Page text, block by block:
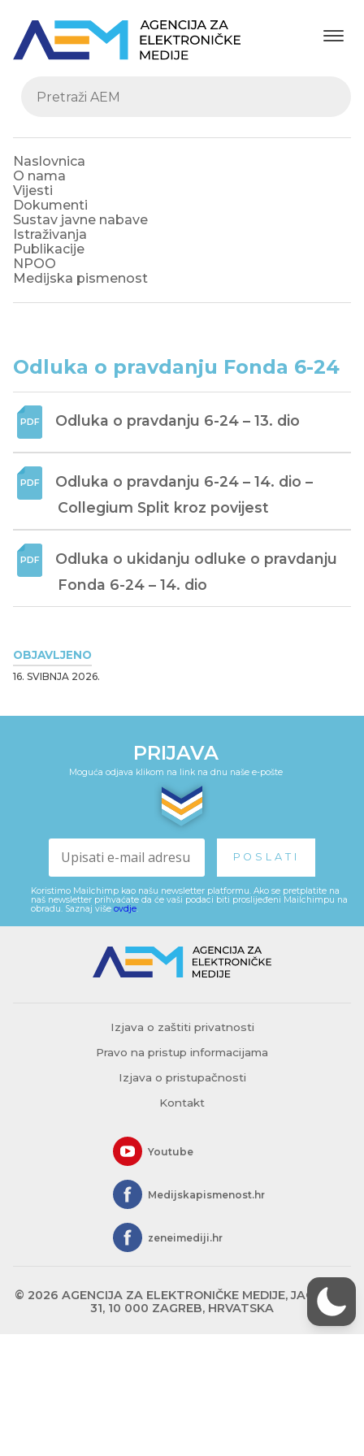
Naslovnica
O nama
Vijesti
Dokumenti
Sustav javne nabave
Istraživanja
Publikacije
NPOO
Medijska pismenost
OBJAVLJENO
16. SVIBNJA 2026.
Odluka o pravdanju Fonda 6-24
Odluka o pravdanju 6-24 – 13. dio
Odluka o pravdanju 6-24 – 14. dio –
Collegium Split kroz povijest
Odluka o ukidanju odluke o pravdanju
Fonda 6-24 – 14. dio
PRIJAVA
Moguća odjava klikom na link na dnu naše e-pošte
Koristimo Mailchimp kao našu newsletter platformu. Ako se pretplatite na
naš newsletter prihvaćate da će vaši podaci biti proslijeđeni Mailchimpu na
obradu. Saznaj više ovdje
Izjava o zaštiti privatnosti
Pravo na pristup informacijama
Izjava o pristupačnosti
Kontakt
Youtube
Medijskapismenost.hr
zeneimediji.hr
© 2026 AGENCIJA ZA ELEKTRONIČKE MEDIJE, JAGIĆEVA
31, 10 000 ZAGREB, HRVATSKA